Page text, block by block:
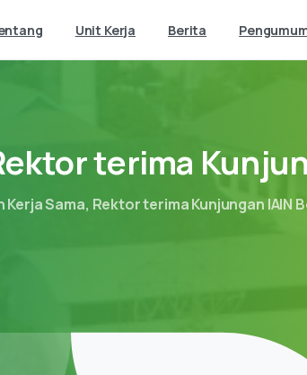
Unit Kerja Berita
terima
Sama, Rektor terima Kunjungan IAIN